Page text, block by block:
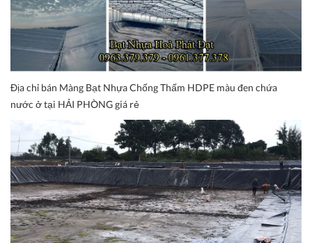
Địa chỉ bán Màng Bạt Nhựa Chống Thấm HDPE màu đen chứa
nước ở tại HẢI PHÒNG giá rẻ